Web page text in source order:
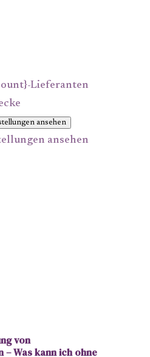
Lieferanten
ansehen
ansehen
von
– Was kann ich ohne